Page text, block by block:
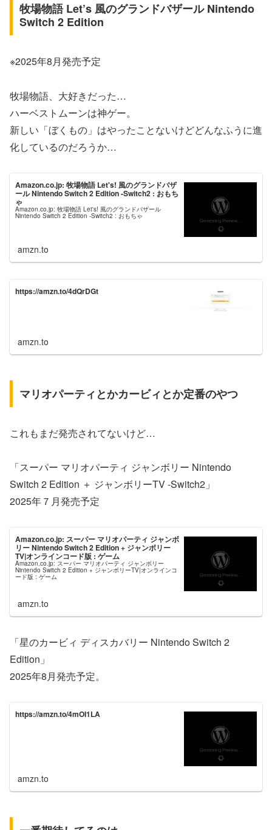
牧場物語 Let’s 風のグランドバザール Nintendo
Switch 2 Edition
※2025年8月発売予定
牧場物語、大好きだった…
ハーベストムーンは神ゲー。
新しい「ぼくもの」はやったことないけどどんなふうに進
化しているのだろうか…
Amazon.co.jp: 牧場物語 Let's! 風のグランドバザ
ール Nintendo Switch 2 Edition -Switch2 : おもち
ゃ
Amazon.co.jp: 牧場物語 Let's! 風のグランドバザール
Nintendo Switch 2 Edition -Switch2 : おもちゃ
amzn.to
https://amzn.to/4dQrDGt
amzn.to
マリオパーティとかカービィとか定番のやつ
これもまだ発売されてないけど…
「スーパー マリオパーティ ジャンボリー Nintendo
Switch 2 Edition ＋ ジャンボリーTV -Switch2」
2025年７月発売予定
Amazon.co.jp: スーパー マリオパーティ ジャンボ
リー Nintendo Switch 2 Edition + ジャンボリー
TV|オンラインコード版 : ゲーム
Amazon.co.jp: スーパー マリオパーティ ジャンボリー
Nintendo Switch 2 Edition + ジャンボリーTV|オンラインコ
ード版 : ゲーム
amzn.to
「星のカービィ ディスカバリー Nintendo Switch 2
Edition」
2025年8月発売予定。
https://amzn.to/4mOI1LA
amzn.to